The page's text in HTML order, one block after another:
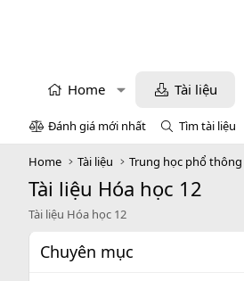
Home Tài liệu
Đánh giá mới nhất Tìm tài liệu
Home Tài liệu Trung học phổ thông
Tài liệu Hóa học 12
Tài liệu Hóa học 12
Chuyên mục